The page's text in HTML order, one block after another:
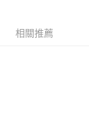
相關推薦